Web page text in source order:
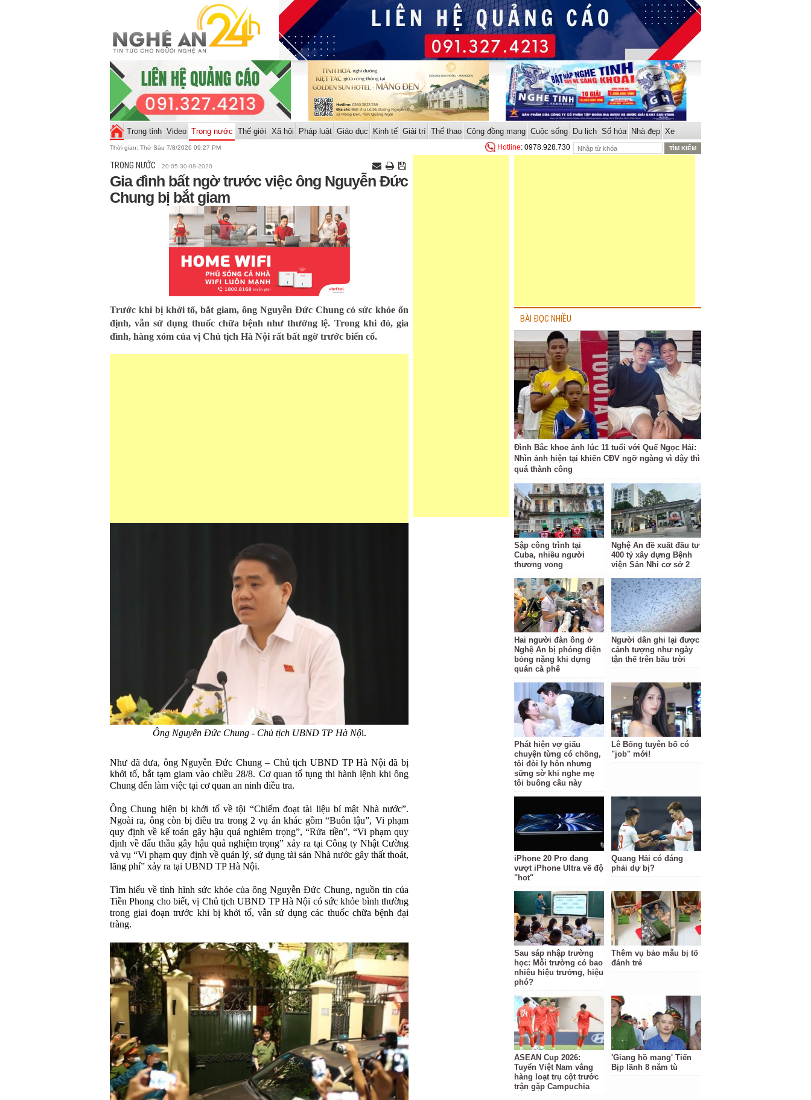
Trong tỉnh Video Trong nước Thế giới Xã hội Pháp luật Giáo dục Kinh tế Giải trí Thể thao Cộng đồng mạng Cuộc sống Du lịch Số hóa Nhà đẹp Xe
Thời gian: Thứ Sáu 7/8/2026 09:27 PM Hotline: 0978.928.730
TRONG NƯỚC 20:05 30-08-2020
Gia đình bất ngờ trước việc ông Nguyễn Đức
Chung bị bắt giam
Trước khi bị khởi tố, bắt giam, ông Nguyễn Đức Chung có sức khỏe ổn
định, vẫn sử dụng thuốc chữa bệnh như thường lệ. Trong khi đó, gia
đình, hàng xóm của vị Chủ tịch Hà Nội rất bất ngờ trước biến cố.
Ông Nguyễn Đức Chung - Chủ tịch UBND TP Hà Nội.
Như đã đưa, ông Nguyễn Đức Chung – Chủ tịch UBND TP Hà Nội đã bị
khởi tố, bắt tạm giam vào chiều 28/8. Cơ quan tố tụng thi hành lệnh khi ông
Chung đến làm việc tại cơ quan an ninh điều tra.
Ông Chung hiện bị khởi tố về tội “Chiếm đoạt tài liệu bí mật Nhà nước”.
Ngoài ra, ông còn bị điều tra trong 2 vụ án khác gồm “Buôn lậu”, Vi phạm
quy định về kế toán gây hậu quả nghiêm trọng”, “Rửa tiền”, “Vi phạm quy
định về đấu thầu gây hậu quả nghiệm trọng” xảy ra tại Công ty Nhật Cường
và vụ “Vi phạm quy định về quản lý, sử dụng tài sản Nhà nước gây thất thoát,
lãng phí” xảy ra tại UBND TP Hà Nội.
Tìm hiểu về tình hình sức khỏe của ông Nguyễn Đức Chung, nguồn tin của
Tiền Phong cho biết, vị Chủ tịch UBND TP Hà Nội có sức khỏe bình thường
trong giai đoạn trước khi bị khởi tố, vẫn sử dụng các thuốc chữa bệnh đại
tràng.
BÀI ĐỌC NHIỀU
Đình Bắc khoe ảnh lúc 11 tuổi với Quế Ngọc Hải:
Nhìn ảnh hiện tại khiến CĐV ngỡ ngàng vì dậy thì
quá thành công
Sập công trình tại
Cuba, nhiều người
thương vong
Nghệ An đề xuất đầu tư
400 tỷ xây dựng Bệnh
viện Sản Nhi cơ sở 2
Hai người đàn ông ở
Nghệ An bị phóng điện
bỏng nặng khi dựng
quán cà phê
Người dân ghi lại được
cảnh tượng như ngày
tận thế trên bầu trời
Phát hiện vợ giấu
chuyện từng có chồng,
tôi đòi ly hôn nhưng
sững sờ khi nghe mẹ
tôi buông câu này
Lê Bống tuyên bố có
"job" mới!
iPhone 20 Pro đang
vượt iPhone Ultra về độ
"hot"
Quang Hải có đáng
phải dự bị?
Sau sáp nhập trường
học: Mỗi trường có bao
nhiêu hiệu trưởng, hiệu
phó?
Thêm vụ bảo mẫu bị tố
đánh trẻ
ASEAN Cup 2026:
Tuyển Việt Nam vắng
hàng loạt trụ cột trước
trận gặp Campuchia
'Giang hồ mạng' Tiến
Bịp lãnh 8 năm tù